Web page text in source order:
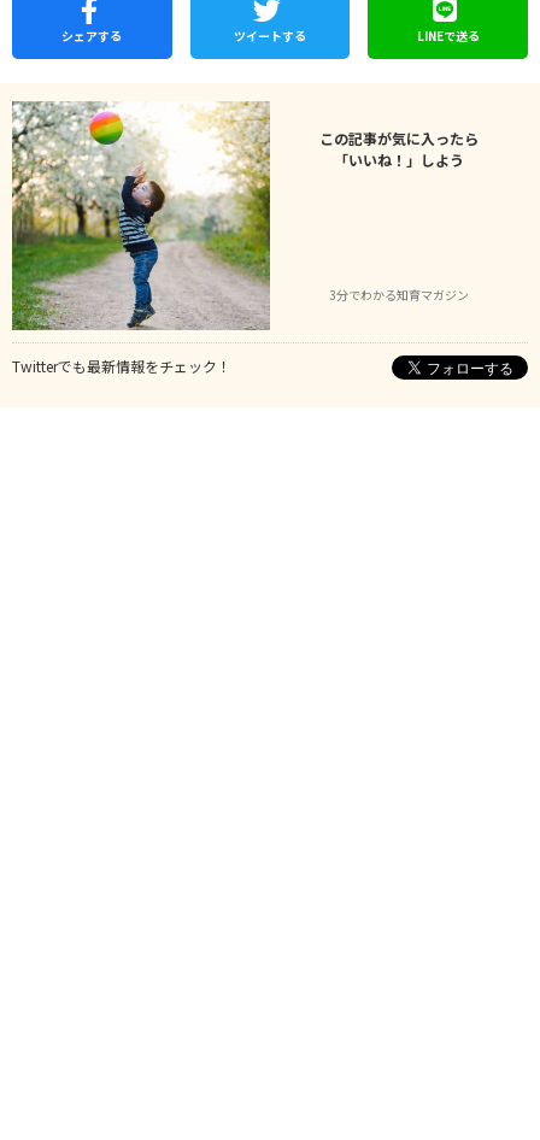
シェアする ツイートする LINEで送る
この記事が気に入ったら
「いいね！」しよう
3分でわかる知育マガジン
Twitterでも最新情報をチェック！